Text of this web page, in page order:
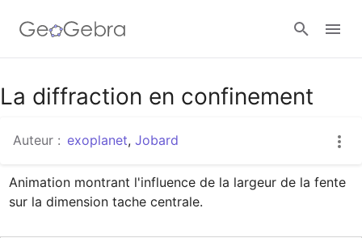
Google Classroom
Classe GeoGebra
Se connecter
La diffraction en confinement
Auteur : exoplanet, Jobard
Animation montrant l'influence de la largeur de la fente